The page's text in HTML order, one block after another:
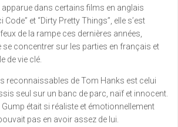
dans certains films en anglais
et “Dirty Pretty Things”, elle s’est
de la rampe ces dernières années,
concentrer sur les parties en français et
de vie clé.
reconnaissables de Tom Hanks est celui
seul sur un banc de parc, naïf et innocent.
Gump était si réaliste et émotionnellement
pas en avoir assez de lui.